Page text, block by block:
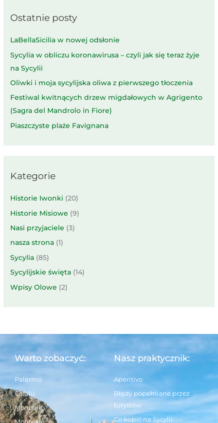
Ostatnie posty
LaBellaSicilia w nowej odsłonie
Sycylia w obliczu koronawirusa – czyli jak się teraz żyje
na Sycylii
Oliwki i moja sycylijska oliwa z pierwszego tłoczenia
Festiwal kwitnących drzew migdałowych w Agrigento
(Sagra del Mandrolo in Fiore)
Piaszczyste plaże Favignana
Kategorie
Historie Iwonki (20)
Historie Misiowe (9)
Nasi przyjaciele (3)
nasza strona (1)
Sycylia (85)
Sycylijskie święta (14)
Wpisy Olowe (2)
Warto zobaczyć:
Palermo
Cefalu
Mondello
Monreale
Nasz praktycznik:
Aperitivo
Błędy popełniane przez
turystów
Co kupić na Sycylii